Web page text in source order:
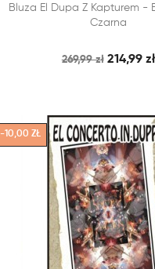
DODAJ DO KOSZYKA 
Bluza El Dupa Z Kapturem -
Czarna
269,99 zł 214,99 zł
-10,00 ZŁ